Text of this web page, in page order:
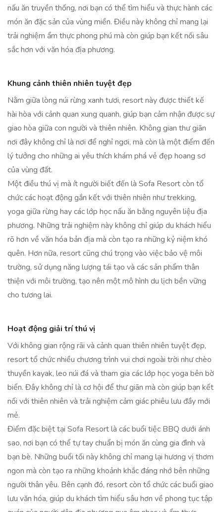
nấu ăn truyền thống, nơi bạn có thể tìm hiểu và thực hành các
món ăn đặc sản của vùng miền. Điều này không chỉ mang lại
trải nghiệm ẩm thực phong phú mà còn giúp bạn kết nối sâu
sắc hơn với văn hóa địa phương.
Khung cảnh thiên nhiên tuyệt đẹp
Nằm giữa lòng núi rừng xanh tươi, resort này được thiết kế
hài hòa với cảnh quan xung quanh, giúp bạn cảm nhận được sự
giao hòa giữa con người và thiên nhiên. Không gian thư giãn
nơi đây không chỉ là nơi để nghỉ ngơi, mà còn là một điểm đến
lý tưởng cho những ai yêu thích khám phá vẻ đẹp hoang sơ
của vùng đất.
Một điều thú vị mà ít người biết đến là Sofa Resort còn tổ
chức các hoạt động gắn kết với thiên nhiên như trekking,
yoga giữa rừng hay các lớp học nấu ăn bằng nguyên liệu địa
phương. Những trải nghiệm này không chỉ giúp du khách hiểu
rõ hơn về văn hóa bản địa mà còn tạo ra những kỷ niệm khó
quên. Hơn nữa, resort cũng chú trọng vào việc bảo vệ môi
trường, sử dụng năng lượng tái tạo và các sản phẩm thân
thiện với môi trường, tạo nên một mô hình du lịch bền vững
cho tương lai.
Hoạt động giải trí thú vị
Với không gian rộng rãi và cảnh quan thiên nhiên tuyệt đẹp,
resort tổ chức nhiều chương trình vui chơi ngoài trời như chèo
thuyền kayak, leo núi đá và tham gia các lớp học yoga bên bờ
biển. Đây không chỉ là cơ hội để thư giãn mà còn giúp bạn kết
nối với thiên nhiên và trải nghiệm cảm giác phiêu lưu đầy mới
mẻ.
Điểm đặc biệt tại Sofa Resort là các buổi tiệc BBQ dưới ánh
sao, nơi bạn có thể tự tay chuẩn bị món ăn cùng gia đình và
bạn bè. Những buổi tối này không chỉ mang lại hương vị thơm
ngon mà còn tạo ra những khoảnh khắc đáng nhớ bên những
người thân yêu. Bên cạnh đó, resort còn tổ chức các buổi giao
lưu văn hóa, giúp du khách tìm hiểu sâu hơn về phong tục tập